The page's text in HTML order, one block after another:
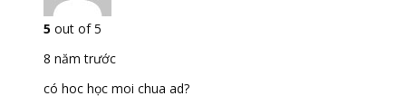
5 out of 5
8 năm trước
có hoc học moi chua ad?